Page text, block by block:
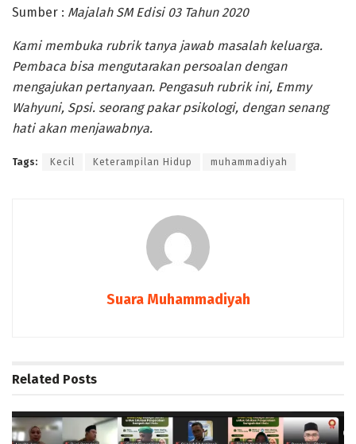
Sumber : Majalah SM Edisi 03 Tahun 2020
Kami membuka rubrik tanya jawab masalah keluarga.
Pembaca bisa mengutarakan persoalan dengan
mengajukan pertanyaan. Pengasuh rubrik ini, Emmy
Wahyuni, Spsi. seorang pakar psikologi, dengan senang
hati akan menjawabnya.
Tags: Kecil Keterampilan Hidup muhammadiyah
Suara Muhammadiyah
Related Posts